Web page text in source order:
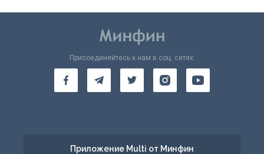
Присоединяйтесь к нам в соц. сетях:
Приложение Multi от Минфин